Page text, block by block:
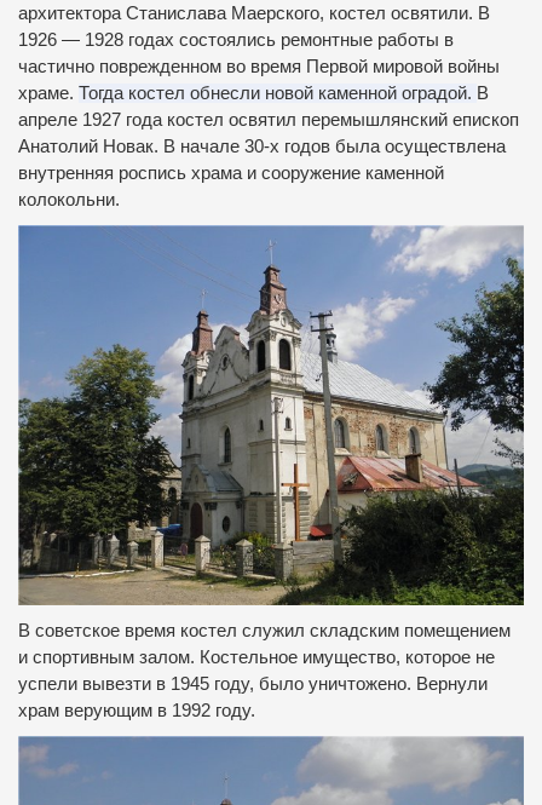
архитектора Станислава Маерского, костел освятили. В
1926 — 1928 годах состоялись ремонтные работы в
частично поврежденном во время Первой мировой войны
храме. Тогда костел обнесли новой каменной оградой. В
апреле 1927 года костел освятил перемышлянский епископ
Анатолий Новак. В начале 30-х годов была осуществлена ​​
внутренняя роспись храма и сооружение каменной
колокольни.
В советское время костел служил складским помещением
и спортивным залом. Костельное имущество, которое не
успели вывезти в 1945 году, было уничтожено. Вернули
храм верующим в 1992 году.